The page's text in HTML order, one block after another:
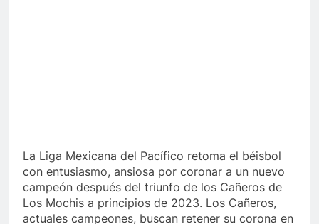
La Liga Mexicana del Pacífico retoma el béisbol
con entusiasmo, ansiosa por coronar a un nuevo
campeón después del triunfo de los Cañeros de
Los Mochis a principios de 2023. Los Cañeros,
actuales campeones, buscan retener su corona en